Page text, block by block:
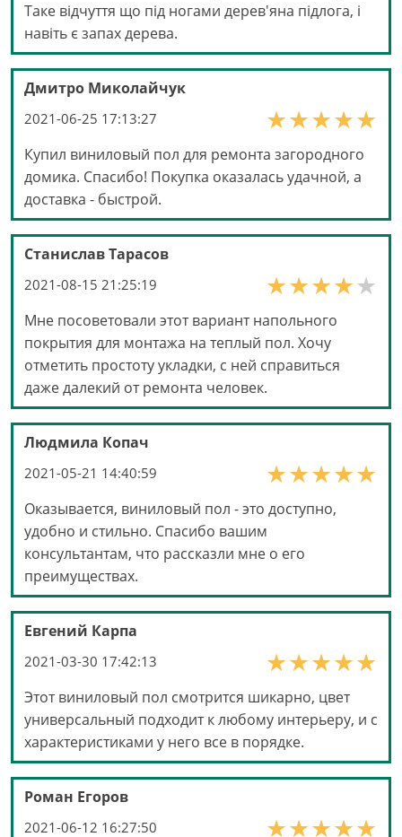
Таке відчуття що під ногами дерев'яна підлога, і
навіть є запах дерева.
Дмитро Миколайчук
2021-06-25 17:13:27
Купил виниловый пол для ремонта загородного
домика. Спасибо! Покупка оказалась удачной, а
доставка - быстрой.
Станислав Тарасов
2021-08-15 21:25:19
Мне посоветовали этот вариант напольного
покрытия для монтажа на теплый пол. Хочу
отметить простоту укладки, с ней справиться
даже далекий от ремонта человек.
Людмила Копач
2021-05-21 14:40:59
Оказывается, виниловый пол - это доступно,
удобно и стильно. Спасибо вашим
консультантам, что рассказли мне о его
преимуществах.
Евгений Карпа
2021-03-30 17:42:13
Этот виниловый пол смотрится шикарно, цвет
универсальный подходит к любому интерьеру, и с
характеристиками у него все в порядке.
Роман Егоров
2021-06-12 16:27:50